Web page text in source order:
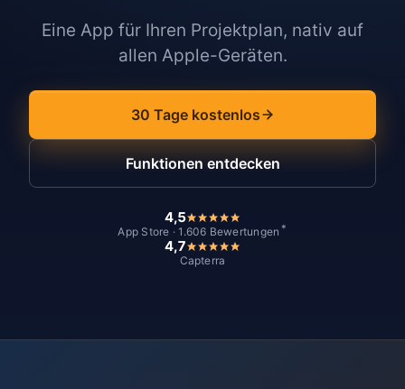
Eine App für Ihren Projektplan, nativ auf
allen Apple-Geräten.
30 Tage kostenlos
Funktionen entdecken
4,5
App Store · 1.606 Bewertungen *
4,7
Capterra